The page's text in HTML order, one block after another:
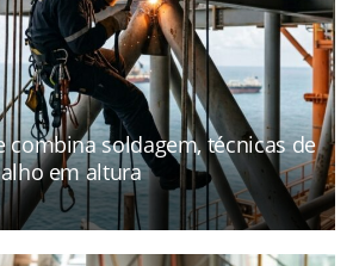
combina soldagem, técnicas de
em altura